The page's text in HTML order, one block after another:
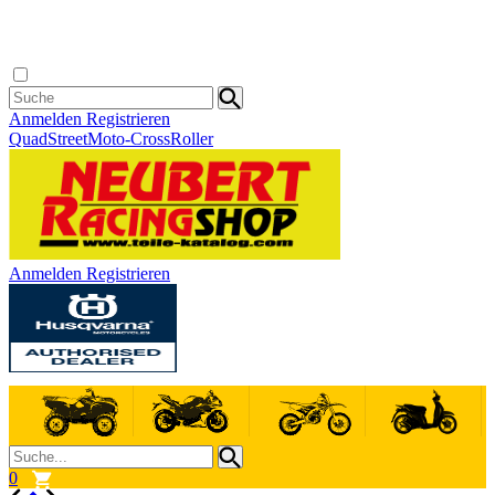
Anmelden Registrieren
QuadStreetMoto-CrossRoller
Anmelden Registrieren
0